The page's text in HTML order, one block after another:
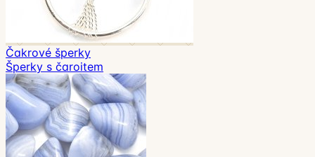
Čakrové šperky
Šperky s čaroitem